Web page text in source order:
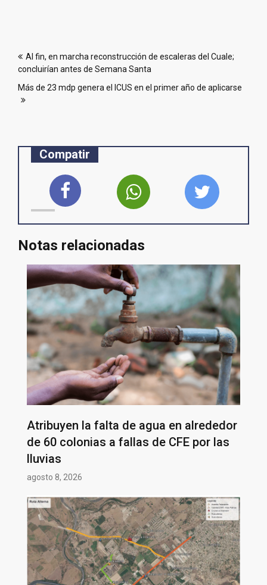
de
entradas
Al fin, en marcha reconstrucción de escaleras del Cuale;
concluirían antes de Semana Santa
Más de 23 mdp genera el ICUS en el primer año de aplicarse
Compatir
Notas relacionadas
Atribuyen la falta de agua en alrededor
de 60 colonias a fallas de CFE por las
lluvias
agosto 8, 2026